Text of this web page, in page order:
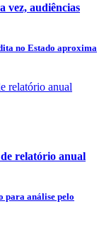
vez, audiências
no Estado aproxima
relatório anual
para análise pelo